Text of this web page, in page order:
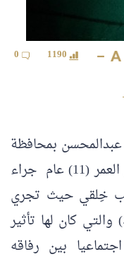
1190
0
بمحافظة
العلا عملية تجميلية لطفل يبلغ من العمر (11) عام جراء
خِلقي حيث تجري
كان لها تأثير
بين رفاقه